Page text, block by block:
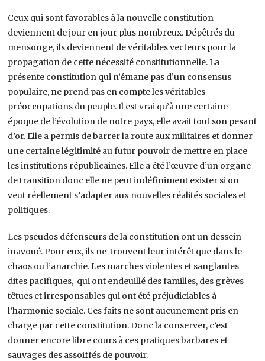
Ceux qui sont favorables à la nouvelle constitution
deviennent de jour en jour plus nombreux. Dépêtrés du
mensonge, ils deviennent de véritables vecteurs pour la
propagation de cette nécessité constitutionnelle. La
présente constitution qui n’émane pas d’un consensus
populaire, ne prend pas en compte les véritables
préoccupations du peuple. Il est vrai qu’à une certaine
époque de l’évolution de notre pays, elle avait tout son pesant
d’or. Elle a permis de barrer la route aux militaires et donner
une certaine légitimité au futur pouvoir de mettre en place
les institutions républicaines. Elle a été l’œuvre d’un organe
de transition donc elle ne peut indéfiniment exister si on
veut réellement s’adapter aux nouvelles réalités sociales et
politiques.
Les pseudos défenseurs de la constitution ont un dessein
inavoué. Pour eux, ils ne trouvent leur intérêt que dans le
chaos ou l’anarchie. Les marches violentes et sanglantes
dites pacifiques, qui ont endeuillé des familles, des grèves
têtues et irresponsables qui ont été préjudiciables à
l’harmonie sociale. Ces faits ne sont aucunement pris en
charge par cette constitution. Donc la conserver, c’est
donner encore libre cours à ces pratiques barbares et
sauvages des assoiffés de pouvoir.